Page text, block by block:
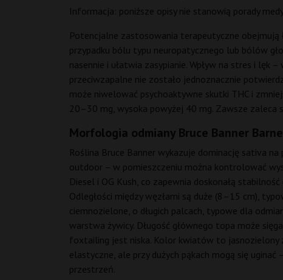
Informacja: poniższe opisy nie stanowią porady
Potencjalne zastosowania terapeutyczne obejmują
przypadku bólu typu neuropatycznego lub bólów
nasennie i ułatwia zasypianie. Wpływ na stres i lęk
przeciwzapalne nie zostało jednoznacznie
może niwelować psychoaktywne skutki THC i
20–30 mg, wysoka powyżej 40 mg. Zawsze zaleca
Morfologia odmiany Bruce Banner
Roślina Bruce Banner wykazuje dominację sativa
outdoor – w pomieszczeniu można kontrolować
Diesel i OG Kush, co zapewnia doskonałą
Odległości między węzłami są duże (8–15 cm),
ciemnozielone, o długich palcach, typowe dla
warstwa żywicy. Długość głównego topa może
foxtailing jest niska. Kolor kwiatów to jasnozielony
elastyczne, ale przy dużych pąkach mogą się
przestrzeń.